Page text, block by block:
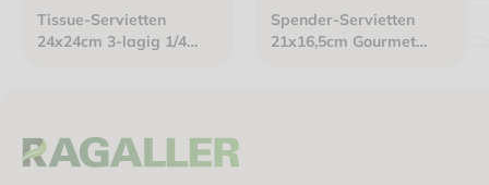
Tissue-Servietten
24x24cm 3-lagig 1/4
Spender-Servietten
21x16,5cm Gourmet